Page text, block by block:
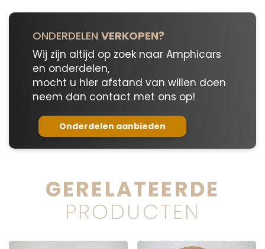
ONDERDELEN VERKOPEN?
Wij zijn altijd op zoek naar Amphicars
en onderdelen,
mocht u hier afstand van willen doen
neem dan contact met ons op!
Onderdelen aanbieden
GERELATEERDE
PRODUCTEN